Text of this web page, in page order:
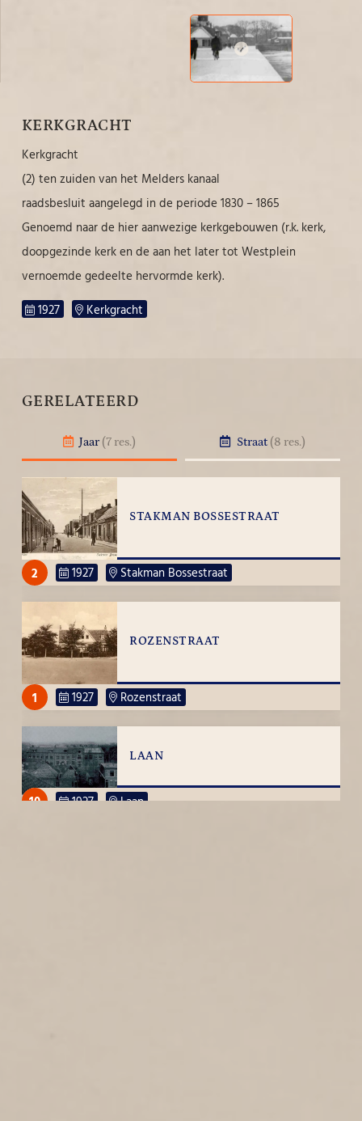
KERKGRACHT
Kerkgracht
(2) ten zuiden van het Melders kanaal
raadsbesluit aangelegd in de periode 1830 – 1865
Genoemd naar de hier aanwezige kerkgebouwen (r.k. kerk,
doopgezinde kerk en de aan het later tot Westplein
vernoemde gedeelte hervormde kerk).
1927
Kerkgracht
GERELATEERD
Jaar (7 res.) Straat (8 res.)
STAKMAN BOSSESTRAAT
2 1927 Stakman Bossestraat
ROZENSTRAAT
1 1927 Rozenstraat
LAAN
10 1927 Laan